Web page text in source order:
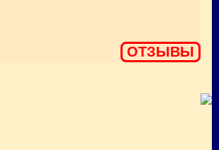
ОТЗЫВЫ